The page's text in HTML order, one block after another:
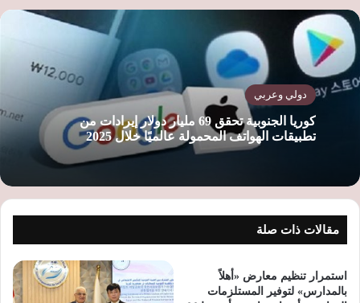
الوي
دولي وعربي
كوريا الجنوبية تحقق 69 مليار دولار إيرادات من
تطبيقات الهواتف المحمولة عالميًا خلال 2025
مقالات ذات صلة
استمرار تنظيم معارض «أهلاً
بالمدارس» لتوفير المستلزمات